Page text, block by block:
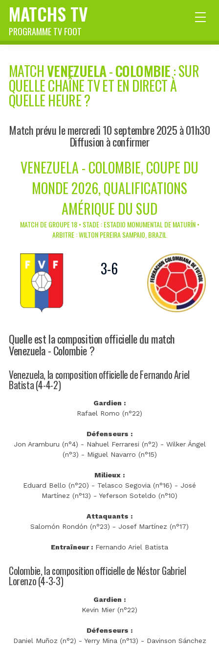
MATCHS TV
PROGRAMME TV FOOT
MATCHVENEZUELA-COLOMBIE: SUR
QUELLE CHAÎNE TV ET EN DIRECT À
QUELLE HEURE ?
Match prévu le mercredi 10 septembre 2025 à 01h30
Diffusion à confirmer
VENEZUELA - COLOMBIE, COUPE DU
MONDE 2026, QUALIFICATIONS
AMÉRIQUE DU SUD
MATCH DE GROUPE 18 • STADE : ESTADIO MONUMENTAL DE MATURÍN •
ARBITRE : WILTON PEREIRA SAMPAIO, BRAZIL
3-6
Quelle est la composition officielle du match
Venezuela - Colombie ?
Venezuela, la composition officielle de Fernando Ariel
Batista (4-4-2)
Gardien :
Rafael Romo (n°22)
Défenseurs :
Jon Aramburu (n°4) - Nahuel Ferraresi (n°2) - Wilker Ángel
(n°3) - Miguel Navarro (n°15)
Milieux :
Eduard Bello (n°20) - Telasco Segovia (n°16) - José
Martínez (n°13) - Yeferson Soteldo (n°10)
Attaquants :
Salomón Rondón (n°23) - Josef Martínez (n°17)
Entraîneur : Fernando Ariel Batista
Colombie, la composition officielle de Néstor Gabriel
Lorenzo (4-3-3)
Gardien :
Kevin Mier (n°22)
Défenseurs :
Daniel Muñoz (n°2) - Yerry Mina (n°13) - Davinson Sánchez